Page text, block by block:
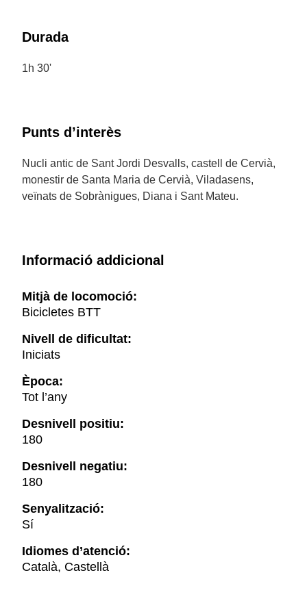
Durada
1h 30'
Punts d’interès
Nucli antic de Sant Jordi Desvalls, castell de Cervià,
monestir de Santa Maria de Cervià, Viladasens,
veïnats de Sobrànigues, Diana i Sant Mateu.
Informació addicional
Mitjà de locomoció:
Bicicletes BTT
Nivell de dificultat:
Iniciats
Època:
Tot l’any
Desnivell positiu:
180
Desnivell negatiu:
180
Senyalització:
Sí
Idiomes d’atenció:
Català, Castellà